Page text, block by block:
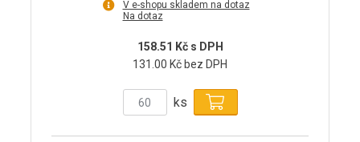
V e-shopu skladem na dotaz
Na dotaz
158.51 Kč s DPH
131.00 Kč bez DPH
ks